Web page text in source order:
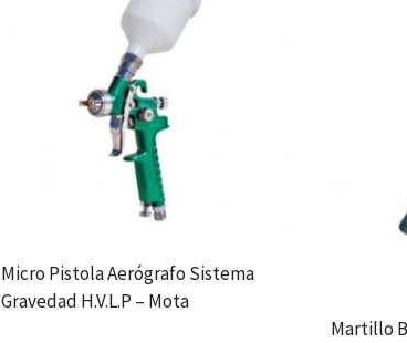
Micro Pistola Aerógrafo Sistema
Gravedad H.V.L.P – Mota
Martillo